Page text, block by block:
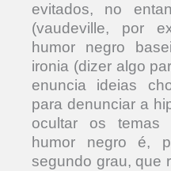
evitados, no
(vaudeville, por
humor negro
ironia (dizer algo
enuncia ideias
para denunciar a
ocultar os temas
humor negro é,
segundo grau, que